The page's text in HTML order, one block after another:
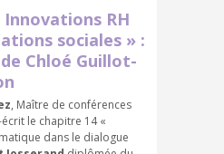
RH
sociales » :
Chloé Guillot-
, Maître de conférences
le chapitre 14 «
dans le dialogue